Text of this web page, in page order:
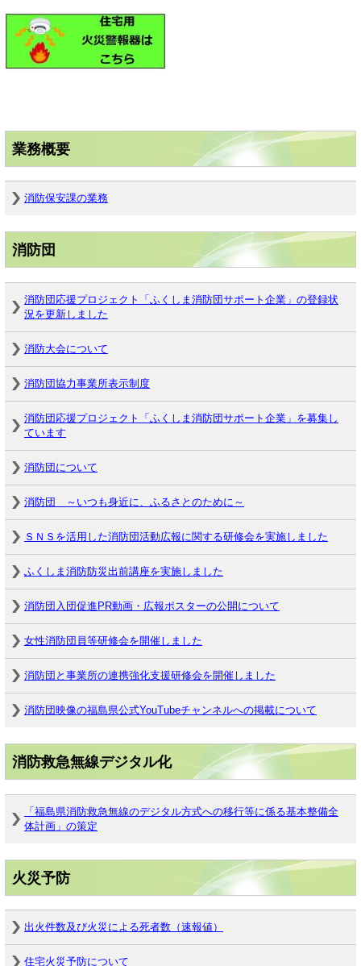
業務概要
消防保安課の業務
消防団
消防団応援プロジェクト「ふくしま消防団サポート企業」の登録状
況を更新しました
消防大会について
消防団協力事業所表示制度
消防団応援プロジェクト「ふくしま消防団サポート企業」を募集し
ています
消防団について
消防団 ～いつも身近に、ふるさとのために～
ＳＮＳを活用した消防団活動広報に関する研修会を実施しました
ふくしま消防防災出前講座を実施しました
消防団入団促進PR動画・広報ポスターの公開について
女性消防団員等研修会を開催しました
消防団と事業所の連携強化支援研修会を開催しました
消防団映像の福島県公式YouTubeチャンネルへの掲載について
消防救急無線デジタル化
「福島県消防救急無線のデジタル方式への移行等に係る基本整備全
体計画」の策定
火災予防
出火件数及び火災による死者数（速報値）
住宅火災予防について